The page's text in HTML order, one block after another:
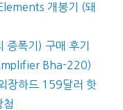
개봉기 (돼
증폭기) 구매 후기
Bha-220)
장하드 159달러 핫
첨